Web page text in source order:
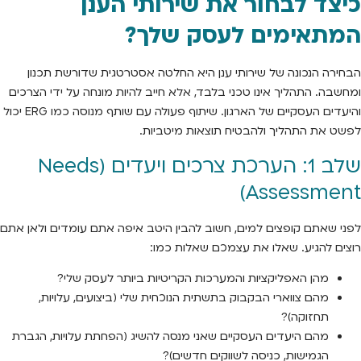
המתאימים לעסק שלך?
הבחירה הנכונה של שירותי ענן היא החלטה אסטרטגית שדורשת תכנון
ומחשבה. התהליך אינו טכני בלבד, אלא חייב להיות מונחה על ידי הצרכים
והיעדים העסקיים של הארגון. שיתוף פעולה עם שותף מנוסה כמו ERG יכול
לפשט את התהליך ולהבטיח תוצאות מיטביות.
שלב 1: הערכת צרכים ויעדים (Needs
Assessment)
לפני שאתם קופצים למים, חשוב להבין היטב איפה אתם עומדים ולאן אתם
רוצים להגיע. שאלו את עצמכם שאלות כמו:
מהן האפליקציות והמערכות הקריטיות ביותר לעסק שלי?
מהם צווארי הבקבוק בתשתית הנוכחית שלי (ביצועים, עלויות,
תחזוקה)?
מהם היעדים העסקיים שאני מנסה להשיג (הפחתת עלויות, הגברת
הגמישות, כניסה לשווקים חדשים)?